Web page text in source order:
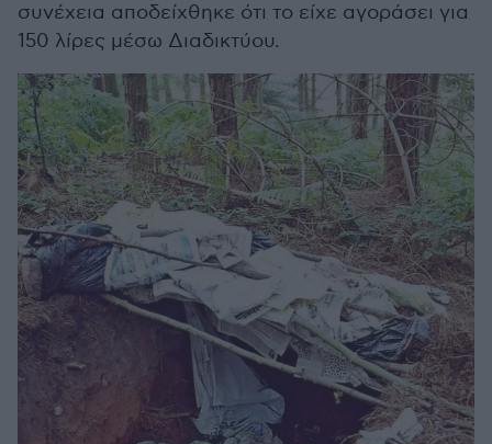
συνέχεια αποδείχθηκε ότι το είχε αγοράσει για
150 λίρες μέσω Διαδικτύου.